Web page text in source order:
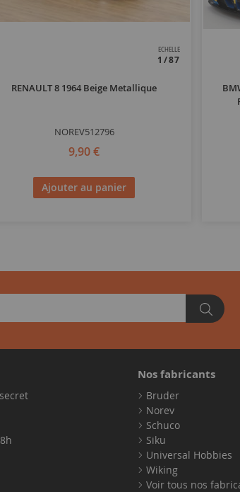
ECHELLE
1/87
RENAULT 8 1964 Beige Metallique
NOREV512796
9,90 €
Ajouter au panier
Nos fabricants
Bruder
Norev
Schuco
Siku
Universal Hobbies
Wiking
Voir tous nos